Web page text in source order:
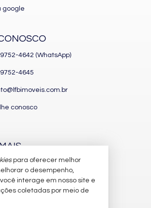
google
4642 (WhatsApp)
4645
conosco
nosso newsletter
financeiros
para oferecer melhor
o desempenho,
interage em nosso site e
coletadas por meio de